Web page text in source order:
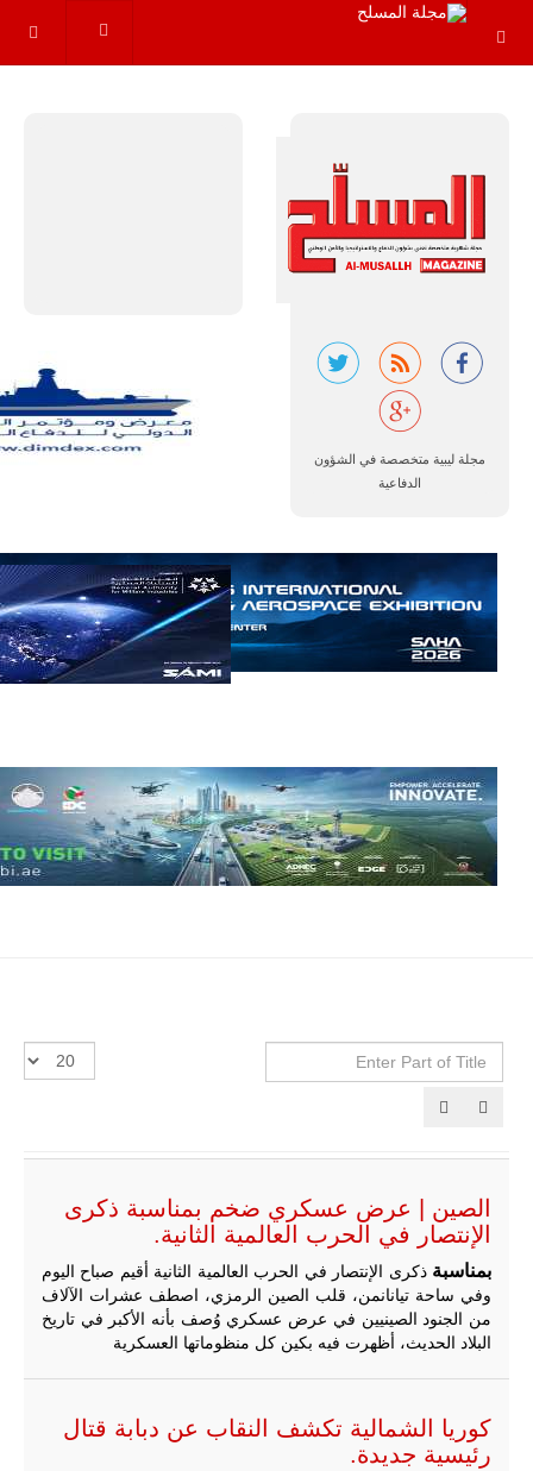
مجلة ليبية متخصصة في الشؤون
الدفاعية
المسيرة
الروسية
مع تصاعد حدة
الحرب الجوية
الروسية في
مالي رُصدت
طائرة أوريون
بدون طيار فوق
فإن الجمع بين
قدرة طائرة
أوريون على
التحليق…
للمزيد
فلينتلوك
2026 الدولية
بمشاركة
جيوش وقادة
من 30 دولة
بمدينة سرت
الليبية.
تُوصف بأنها
جديد لإمكانية
تقريب
Enter
Part
عدد
الإظهارات:
الصين | عرض عسكري ضخم بمناسبة ذكرى
الإنتصار في الحرب العالمية الثانية.
بمناسبة ذكرى الإنتصار في الحرب العالمية الثانية أقيم صباح اليوم
وفي ساحة تيانانمن، قلب الصين الرمزي، اصطف عشرات الآلاف
من الجنود الصينيين في عرض عسكري وُصف بأنه الأكبر في تاريخ
البلاد الحديث، أظهرت فيه بكين كل منظوماتها العسكرية
كوريا الشمالية تكشف النقاب عن دبابة قتال
رئيسية جديدة.